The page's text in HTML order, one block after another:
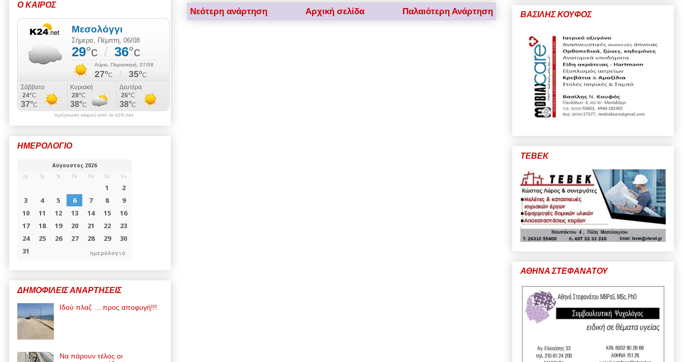
Νεότερη ανάρτηση Παλαιότερη Ανάρτηση
Αρχική σελίδα
Ο ΚΑΙΡΟΣ
πρόγνωση καιρού από το k24.net
ΗΜΕΡΟΛΟΓΙΟ
ημερολογιο
ΔΗΜΟΦΙΛΕΙΣ ΑΝΑΡΤΗΣΕΙΣ
Ιδού πλαζ ….προς αποφυγή!!!
Να πάρουν τέλος οι
ΒΑΣΙΛΗΣ ΚΟΥΦΟΣ
ΤΕΒΕΚ
ΑΘΗΝΑ ΣΤΕΦΑΝΑΤΟΥ